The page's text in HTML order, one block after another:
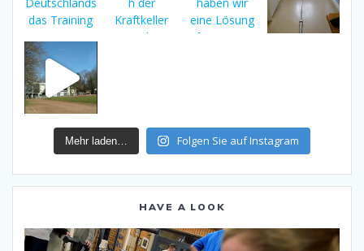
Mehr laden… Folgen Sie auf Instagram
HAVE A LOOK
Video-